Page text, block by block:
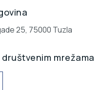
25, 75000 Tuzla
mrežama